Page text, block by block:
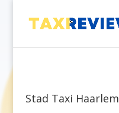
Stad Taxi Haarlem